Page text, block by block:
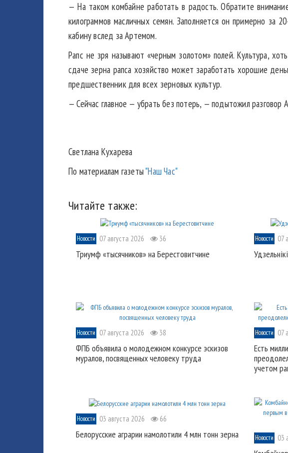
— На таком комбайне работать в радость. Обратите
килограммов масличных семян. Заполняется он примерно за
кабину вслед за Артемом.
Рапс не зря называют «черным золотом» полей. Культура,
сдаче зерна рапса хозяйство может заработать хорошие
предшественник для всех зерновых культур.
— Сейчас главное — убрать без потерь, — подытожил разговор
Светлана Кухарева
По материалам газеты "Наш Час"
Читайте также:
Новости 07 августа 2026 36
Триумф «тысячников» на Берестовитчине
Новости 07
Новости 07 августа 2026 38
ФПБ объявила о молодежном конкурсе эскизов
муралов, посвященных человеку труда
Новости 07
Есть
учетом
Новости 03 августа 2026 66
Белорусские аграрии намолотили 4 млн тонн зерна Новости 03